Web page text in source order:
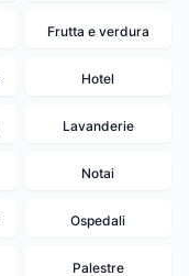
Frutta e verdura
Hotel
Lavanderie
Notai
Ospedali
Palestre